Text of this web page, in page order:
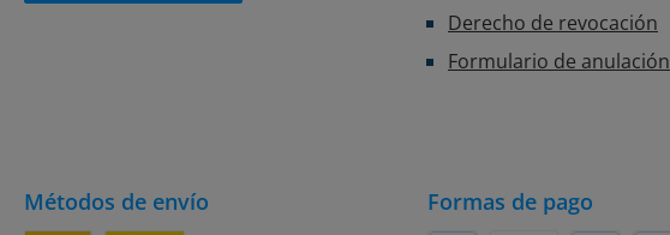
Derecho de revocación
Formulario de anulación
Métodos de envío Formas de pago